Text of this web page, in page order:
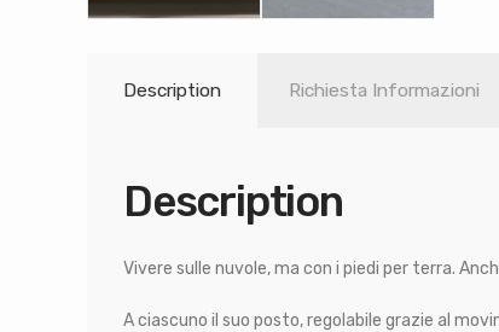
Description Richiesta Informazioni
Description
Vivere sulle nuvole, ma con i piedi per terra.
A ciascuno il suo posto, regolabile grazie al